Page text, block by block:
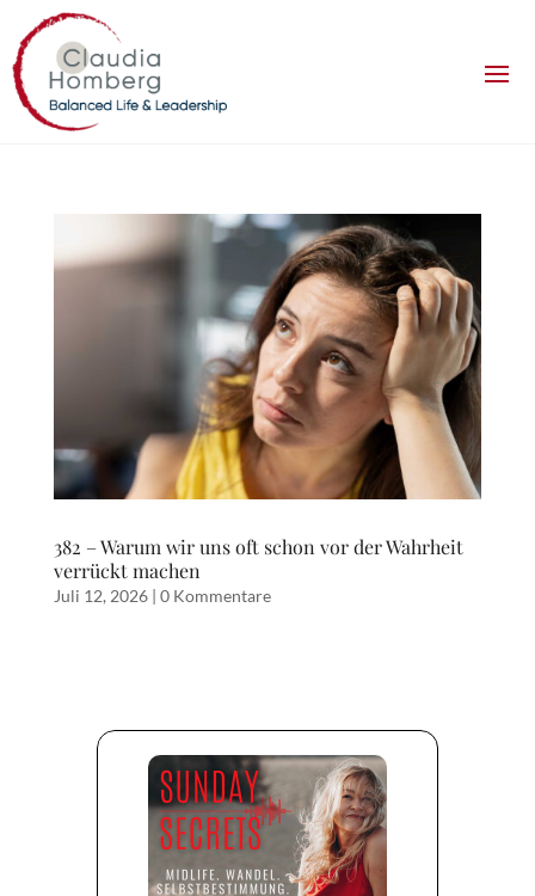
382 – Warum wir uns oft schon vor der Wahrheit
verrückt machen
Juli 12, 2026| 0 Kommentare